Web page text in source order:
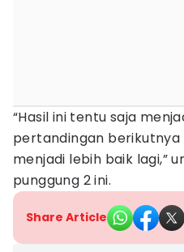
“Hasil ini tentu saja
pertandingan berikutnya
menjadi lebih baik lagi,”
punggung 2 ini.
Share Article